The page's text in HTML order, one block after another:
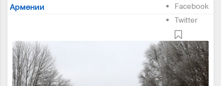
Facebook
Twitter
Армении